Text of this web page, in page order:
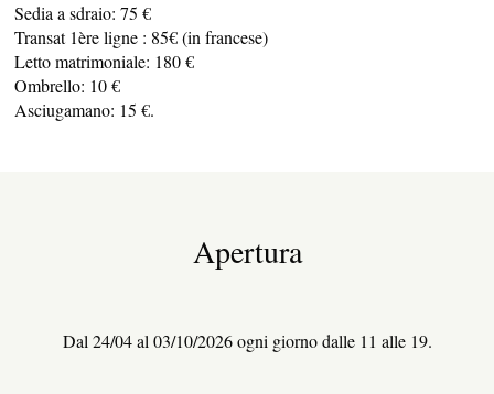
Sedia a sdraio: 75 €
Transat 1ère ligne : 85€ (in francese)
Letto matrimoniale: 180 €
Ombrello: 10 €
Asciugamano: 15 €.
Apertura
Dal 24/04 al 03/10/2026 ogni giorno dalle 11 alle 19.